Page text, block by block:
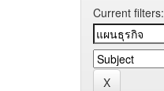
Current filters: